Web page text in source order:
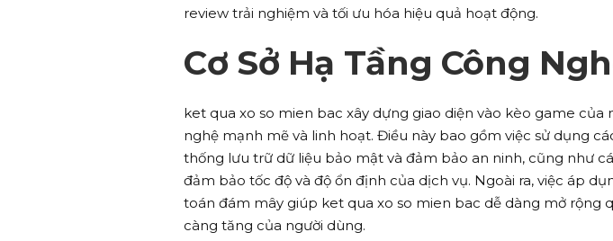
review trải nghiệm và tối ưu hóa hiệu quả hoạt động.
Cơ Sở Hạ Tầng Công
ket qua xo so mien bac xây dựng giao diện vào kèo game
nghệ mạnh mẽ và linh hoạt. Điều này bao gồm việc sử dụng
thống lưu trữ dữ liệu bảo mật và đảm bảo an ninh, cũng như
đảm bảo tốc độ và độ ổn định của dịch vụ. Ngoài ra, việc áp
toán đám mây giúp ket qua xo so mien bac dễ dàng mở rộng
càng tăng của người dùng.